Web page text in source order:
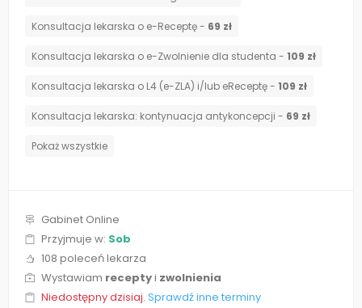
Konsultacja lekarska o e-Receptę - 69 zł
Konsultacja lekarska o e-Zwolnienie dla studenta - 109 zł
Konsultacja lekarska o L4 (e-ZLA) i/lub eReceptę - 109 zł
⁠Konsultacja lekarska: kontynuacja antykoncepcji - 69 zł
Pokaż wszystkie
Gabinet Online
Przyjmuje w: Sob
108 poleceń lekarza
Wystawiam receptyi zwolnienia
Niedostępny dzisiaj. Sprawdź inne terminy